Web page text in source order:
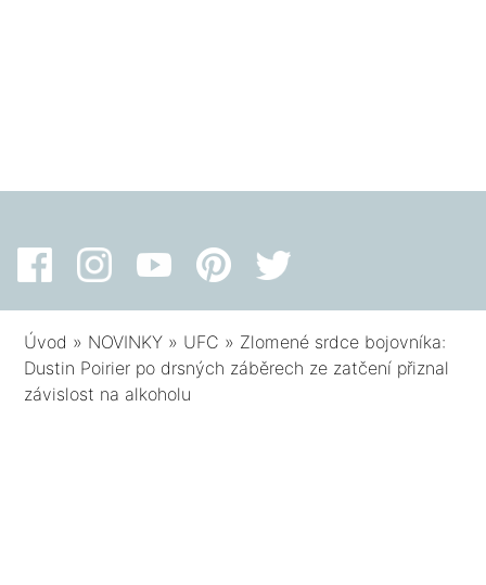
Úvod » NOVINKY » UFC » Zlomené srdce bojovníka:
Dustin Poirier po drsných záběrech ze zatčení přiznal
závislost na alkoholu